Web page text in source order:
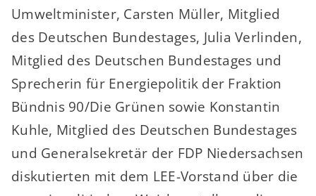
Umweltminister, Carsten Müller, Mitglied
des Deutschen Bundestages, Julia Verlinden,
Mitglied des Deutschen Bundestages und
Sprecherin für Energiepolitik der Fraktion
Bündnis 90/Die Grünen sowie Konstantin
Kuhle, Mitglied des Deutschen Bundestages
und Generalsekretär der FDP Niedersachsen
diskutierten mit dem LEE-Vorstand über die